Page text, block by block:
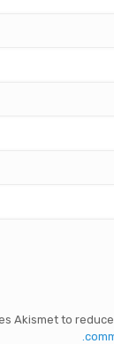
Akismet to